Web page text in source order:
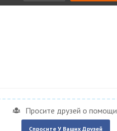
Просите друзей о помощи
Спросите У Ваших Друзей